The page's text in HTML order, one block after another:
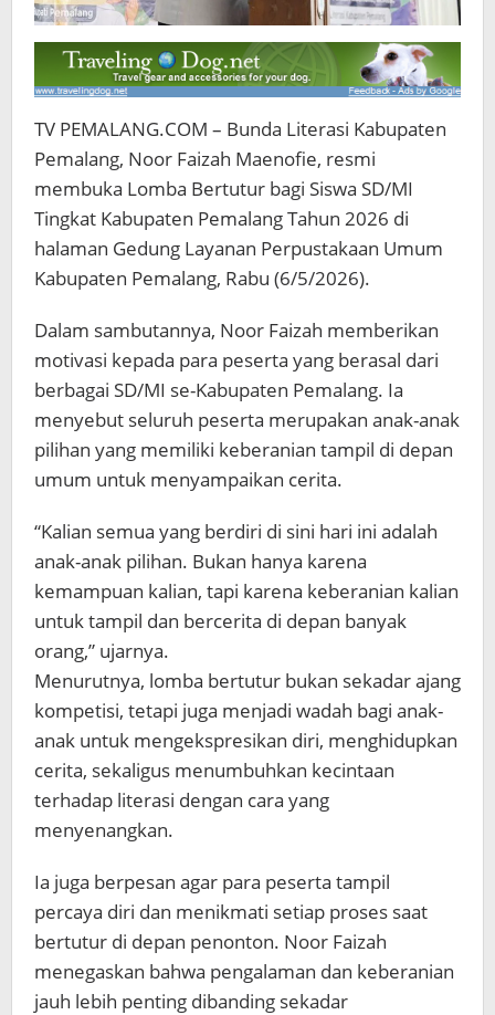
TV PEMALANG.COM – Bunda Literasi Kabupaten
Pemalang, Noor Faizah Maenofie, resmi
membuka Lomba Bertutur bagi Siswa SD/MI
Tingkat Kabupaten Pemalang Tahun 2026 di
halaman Gedung Layanan Perpustakaan Umum
Kabupaten Pemalang, Rabu (6/5/2026).
Dalam sambutannya, Noor Faizah memberikan
motivasi kepada para peserta yang berasal dari
berbagai SD/MI se-Kabupaten Pemalang. Ia
menyebut seluruh peserta merupakan anak-anak
pilihan yang memiliki keberanian tampil di depan
umum untuk menyampaikan cerita.
“Kalian semua yang berdiri di sini hari ini adalah
anak-anak pilihan. Bukan hanya karena
kemampuan kalian, tapi karena keberanian kalian
untuk tampil dan bercerita di depan banyak
orang,” ujarnya.
Menurutnya, lomba bertutur bukan sekadar ajang
kompetisi, tetapi juga menjadi wadah bagi anak-
anak untuk mengekspresikan diri, menghidupkan
cerita, sekaligus menumbuhkan kecintaan
terhadap literasi dengan cara yang
menyenangkan.
Ia juga berpesan agar para peserta tampil
percaya diri dan menikmati setiap proses saat
bertutur di depan penonton. Noor Faizah
menegaskan bahwa pengalaman dan keberanian
jauh lebih penting dibanding sekadar